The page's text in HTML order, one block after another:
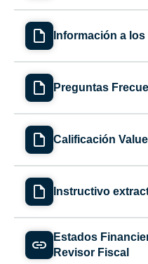
Información a
Preguntas
Calificación
Instructivo
Estados
Revisor Fiscal